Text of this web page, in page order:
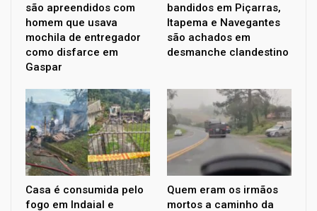
são apreendidos com
homem que usava
mochila de entregador
como disfarce em
Gaspar
bandidos em Piçarras,
Itapema e Navegantes
são achados em
desmanche clandestino
Casa é consumida pelo
fogo em Indaial e
Quem eram os irmãos
mortos a caminho da